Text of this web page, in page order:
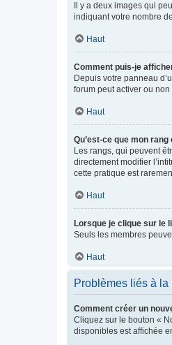
Il y a deux images qui
indiquant votre nombre
Haut
Comment puis-je
Depuis votre panneau
forum peut activer ou
Haut
Qu’est-ce que mon
Les rangs, qui peuvent
directement modifier
cette pratique est
Haut
Lorsque je clique sur le
Seuls les membres
Haut
Problèmes liés à
Comment créer un
Cliquez sur le bouton «
disponibles est affichée